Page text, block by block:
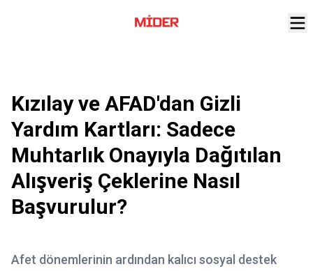
Kızılay ve AFAD'dan Gizli
Yardım Kartları: Sadece
Muhtarlık Onayıyla Dağıtılan
Alışveriş Çeklerine Nasıl
Başvurulur?
Afet dönemlerinin ardından kalıcı sosyal destek